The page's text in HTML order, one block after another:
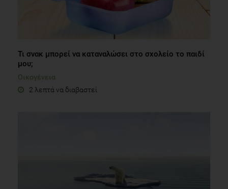
Τι σνακ μπορεί να καταναλώσει στο σχολείο το παιδί
μου;
Οικογένεια
2 λεπτά να διαβαστεί